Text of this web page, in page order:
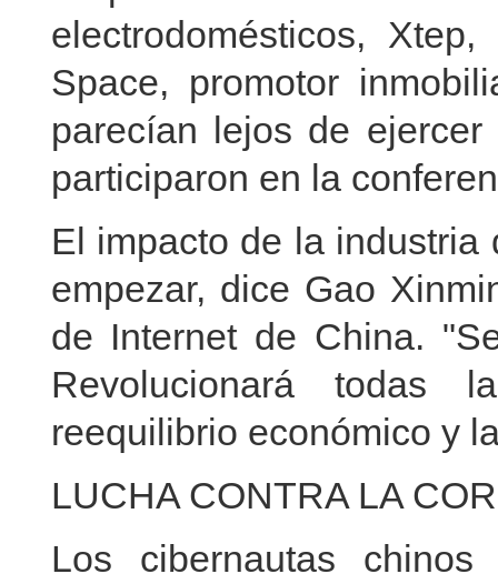
electrodomésticos,
Space, promotor
parecían lejos de
participaron en la
El impacto de la
empezar, dice Gao
de Internet de China.
Revolucionará todas
reequilibrio económico y
LUCHA CONTRA LA
Los cibernautas